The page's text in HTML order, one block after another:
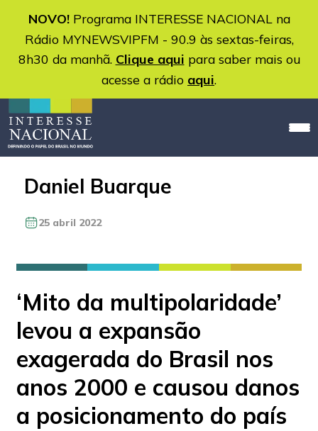
NOVO!Programa INTERESSE NACIONAL na
Rádio MYNEWSVIPFM - 90.9 às sextas-feiras,
8h30 da manhã. Clique aqui para saber mais ou
acesse a rádio aqui.
Daniel Buarque
25 abril 2022
‘Mito da multipolaridade’
levou a expansão
exagerada do Brasil nos
anos 2000 e causou danos
a posicionamento do país